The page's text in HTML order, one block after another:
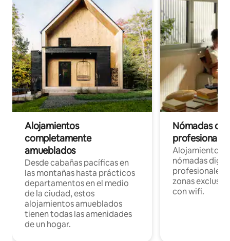
Alojamientos
completamente
amueblados
Desde cabañas pacíficas en
las montañas hasta prácticos
departamentos en el medio
de la ciudad, estos
alojamientos amueblados
tienen todas las amenidades
de un hogar.
Nómadas
Alojamientos
nómadas
profesionales
zonas
con wifi.